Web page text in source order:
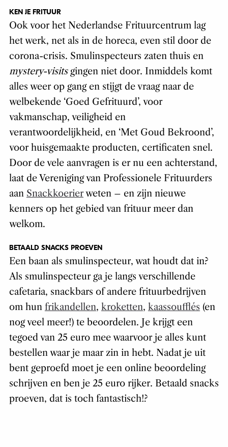
KEN JE FRITUUR
Ook voor het Nederlandse Frituurcentrum lag
het werk, net als in de horeca, even stil door de
corona-crisis. Smulinspecteurs zaten thuis en
mystery-visitsgingen niet door. Inmiddels komt
alles weer op gang en stijgt de vraag naar de
welbekende ‘Goed Gefrituurd’, voor
vakmanschap, veiligheid en
verantwoordelijkheid, en ‘Met Goud Bekroond’,
voor huisgemaakte producten, certificaten snel.
Door de vele aanvragen is er nu een achterstand,
laat de Vereniging van Professionele Frituurders
aan Snackkoerierweten – en zijn nieuwe
kenners op het gebied van frituur meer dan
welkom.
BETAALD SNACKS PROEVEN
Een baan als smulinspecteur, wat houdt dat in?
Als smulinspecteur ga je langs verschillende
cafetaria, snackbars of andere frituurbedrijven
om hun frikandellen, kroketten, kaassoufflés (en
nog veel meer!) te beoordelen. Je krijgt een
tegoed van 25 euro mee waarvoor je alles kunt
bestellen waar je maar zin in hebt. Nadat je uit
bent geproefd moet je een online beoordeling
schrijven en ben je 25 euro rijker. Betaald snacks
proeven, dat is toch fantastisch!?